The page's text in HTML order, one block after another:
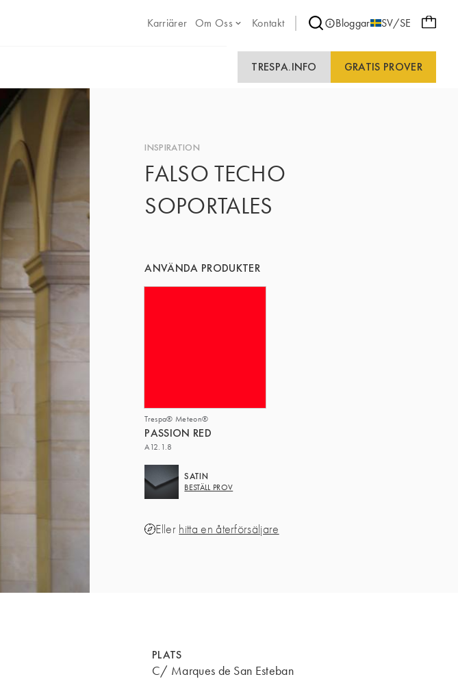
Karriärer
Om Oss Kontakt Bloggar SV/SE
TRESPA.INFO GRATIS PROVER
INSPIRATION
FALSO TECHO
SOPORTALES
ANVÄNDA PRODUKTER
Trespa® Meteon®
PASSION RED
A12.1.8
SATIN
BESTÄLL PROV
Eller hitta en återförsäljare
PLATS
C/ Marques de San Esteban